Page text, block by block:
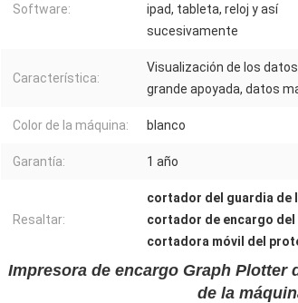
Software:
ipad, tableta, reloj y así
sucesivamente
Característica:
Visualización de los
grande apoyada, datos
Color de la máquina: blanco
Garantía: 1 año
Resaltar:
cortador del guardia de
cortador de encargo del
cortadora móvil del
Impresora de encargo Graph
de la